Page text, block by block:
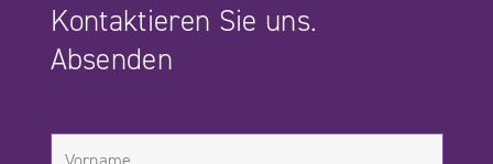
Kontaktieren Sie uns.
Absenden